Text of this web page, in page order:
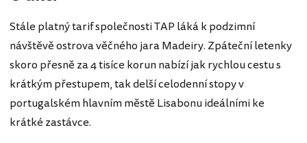
Stále platný tarif společnosti TAP láká k podzimní
návštěvě ostrova věčného jara Madeiry. Zpáteční letenky
skoro přesně za 4 tisíce korun nabízí jak rychlou cestu s
krátkým přestupem, tak delší celodenní stopy v
portugalském hlavním městě Lisabonu ideálními ke
krátké zastávce.